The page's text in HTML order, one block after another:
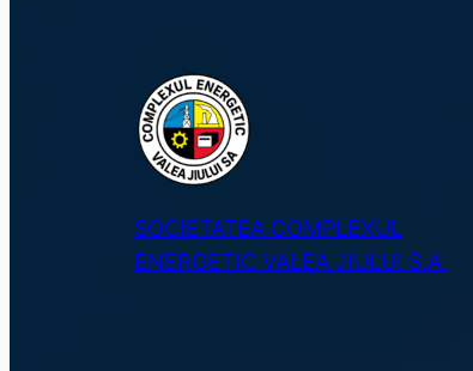
SOCIETATEA COMPLEXUL
ENERGETIC VALEA JIULUI S.A.